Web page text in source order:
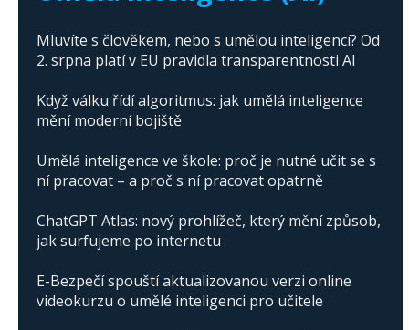
Mluvíte s člověkem, nebo s umělou inteligencí? Od
2. srpna platí v EU pravidla transparentnosti AI
Když válku řídí algoritmus: jak umělá inteligence
mění moderní bojiště
Umělá inteligence ve škole: proč je nutné učit se s
ní pracovat – a proč s ní pracovat opatrně
ChatGPT Atlas: nový prohlížeč, který mění způsob,
jak surfujeme po internetu
E-Bezpečí spouští aktualizovanou verzi online
videokurzu o umělé inteligenci pro učitele